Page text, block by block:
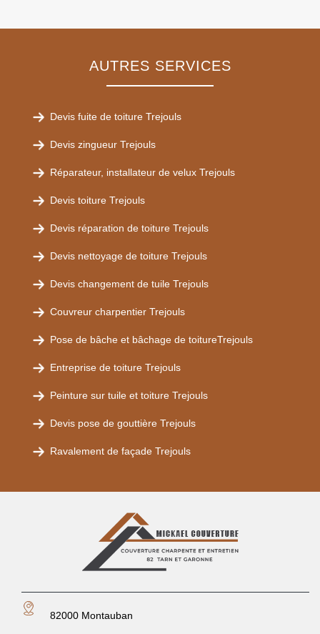
AUTRES SERVICES
Devis fuite de toiture Trejouls
Devis zingueur Trejouls
Réparateur, installateur de velux Trejouls
Devis toiture Trejouls
Devis réparation de toiture Trejouls
Devis nettoyage de toiture Trejouls
Devis changement de tuile Trejouls
Couvreur charpentier Trejouls
Pose de bâche et bâchage de toitureTrejouls
Entreprise de toiture Trejouls
Peinture sur tuile et toiture Trejouls
Devis pose de gouttière Trejouls
Ravalement de façade Trejouls
82000 Montauban